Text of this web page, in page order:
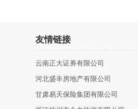
友情链接
云南正大证券有限公司
河北盛丰房地产有限公司
甘肃易天保险集团有限公司